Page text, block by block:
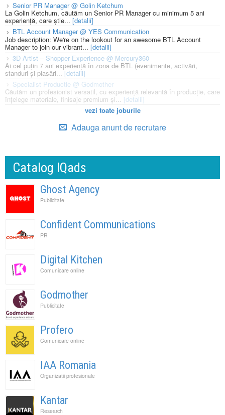
Senior PR Manager @ Golin Ketchum
La Golin Ketchum, căutăm un Senior PR Manager cu minimum 5 ani
experiență, care știe... [detalii]
BTL Account Manager @ YES Communication
Job description: We're on the lookout for an awesome BTL Account
Manager to join our vibrant... [detalii]
3D Artist – Shopper Experience @ Mercury360
Ai cel puțin 7 ani experiență în zona de BTL (evenimente, activări,
standuri și plasări...[detalii]
Specialist Productie @ Godmother
Căutăm un profesionist versatil, cu experiență relevantă în producție, care
înțelege materiale, finisaje premium și... [detalii]
vezi toate joburile
Adauga anunt de recrutare
Catalog IQads
Ghost Agency
Publicitate
Confident Communications
PR
Digital Kitchen
Comunicare online
Godmother
Publicitate
Profero
Comunicare online
IAA Romania
Organizatii profesionale
Kantar
Research